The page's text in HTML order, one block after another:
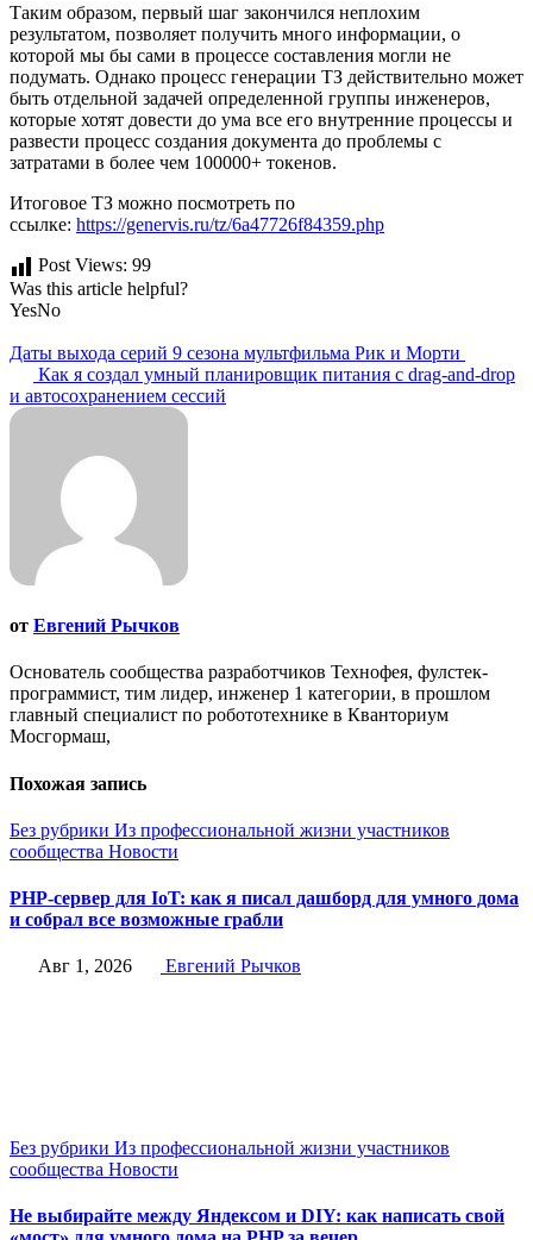
Таким образом, первый шаг закончился неплохим
результатом, позволяет получить много информации, о
которой мы бы сами в процессе составления могли не
подумать. Однако процесс генерации ТЗ действительно может
быть отдельной задачей определенной группы инженеров,
которые хотят довести до ума все его внутренние процессы и
развести процесс создания документа до проблемы с
затратами в более чем 100000+ токенов.
Итоговое ТЗ можно посмотреть по
ссылке: https://genervis.ru/tz/6a47726f84359.php
Post Views: 99
Was this article helpful?
YesNo
Навигация
по
записям
Даты выхода серий 9 сезона мультфильма Рик и Морти
Как я создал умный планировщик питания с drag-and-drop
и автосохранением сессий
от Евгений Рычков
Основатель сообщества разработчиков Технофея, фулстек-
программист, тим лидер, инженер 1 категории, в прошлом
главный специалист по робототехнике в Кванториум
Мосгормаш,
Похожая запись
Без рубрики Из профессиональной жизни участников
сообщества Новости
PHP-сервер для IoT: как я писал дашборд для умного дома
и собрал все возможные грабли
Авг 1, 2026 Евгений Рычков
Без рубрики Из профессиональной жизни участников
сообщества Новости
Не выбирайте между Яндексом и DIY: как написать свой